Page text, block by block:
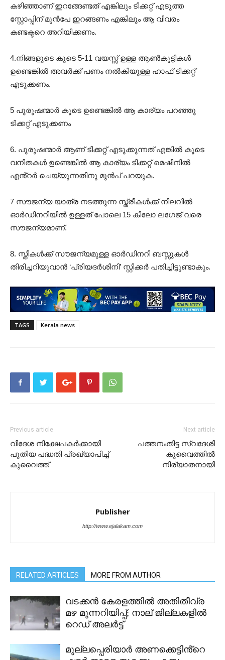
കഴിഞ്ഞാണ് ഇറങ്ങേണ്ടത് എങ്കിലും ടിക്കറ്റ് എടുത്ത
സ്റ്റോപ്പിന് മുൻപേ ഇറങ്ങണം എങ്കിലും ആ വിവരം
കണ്ടക്ടറെ അറിയിക്കണം.
4.നിങ്ങളുടെ കൂടെ 5-11 വയസ്സ് ഉള്ള ആൺകുട്ടികൾ
ഉണ്ടെങ്കിൽ അവർക്ക് പണം നൽകിയുള്ള ഹാഫ് ടിക്കറ്റ്
എടുക്കണം.
5 പുരുഷന്മാർ കൂടെ ഉണ്ടെങ്കിൽ ആ കാര്യം പറഞ്ഞു
ടിക്കറ്റ് എടുക്കണം
6. പുരുഷന്മാർ ആണ് ടിക്കറ്റ് എടുക്കുന്നത് എങ്കിൽ കൂടെ
വനിതകൾ ഉണ്ടെങ്കിൽ ആ കാര്യം ടിക്കറ്റ് മെഷീനിൽ
എൻ്റർ ചെയ്യുന്നതിനു മുൻപ് പറയുക.
7 സൗജന്യ യാത്ര നടത്തുന്ന സ്ത്രീകൾക്ക് നിലവിൽ
ഓർഡിനറിയിൽ ഉള്ളത് പോലെ 15 കിലോ ലഗേജ് വരെ
സൗജന്യമാണ്.
8. സ്തീകൾക്ക് സൗജന്യമുള്ള ഓർഡിനറി ബസ്സുകൾ
തിരിച്ചറിയുവാൻ ‘പ്രിയദർശിനി’ സ്റ്റിക്കർ പതിച്ചിട്ടുണ്ടാകും.
TAGS Kerala news
Previous article
വിദേശ നിക്ഷേപകർക്കായി
പുതിയ പദ്ധതി പ്രഖ്യാപിച്ച്
കുവൈത്ത്
Next article
പത്തനംതിട്ട സ്വദേശി
കുവൈത്തിൽ
നിര്യാതനായി
Publisher
http://www.ejalakam.com
RELATED ARTICLES MORE FROM AUTHOR
വടക്കൻ കേരളത്തിൽ അതിതീവ്ര
മഴ മുന്നറിയിപ്പ്; നാല് ജില്ലകളിൽ
റെഡ് അലർട്ട്
മുല്ലപ്പെരിയാർ അണക്കെട്ടിൻ്റെ